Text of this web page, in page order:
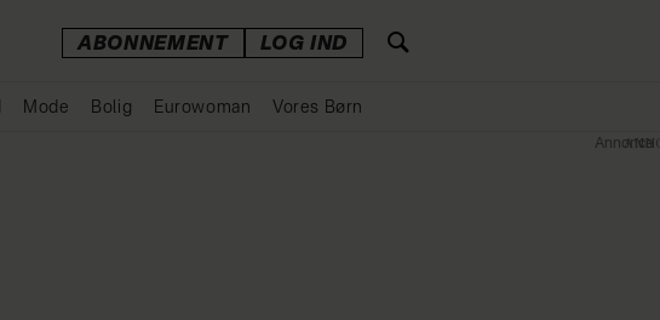
ABONNEMENT LOG IND
Mode Bolig Eurowoman Vores Børn
Annonce